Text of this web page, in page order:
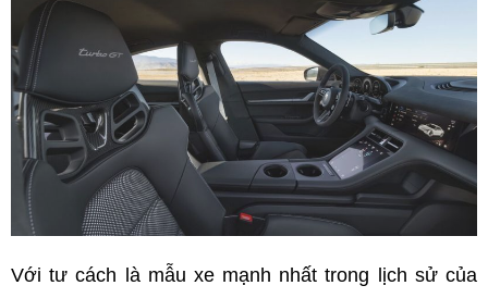
Với tư cách là mẫu xe mạnh nhất trong lịch sử của